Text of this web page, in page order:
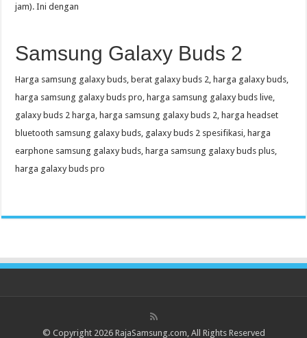
jam). Ini dengan
Samsung Galaxy Buds 2
Harga samsung galaxy buds, berat galaxy buds 2, harga galaxy buds,
harga samsung galaxy buds pro, harga samsung galaxy buds live,
galaxy buds 2 harga, harga samsung galaxy buds 2, harga headset
bluetooth samsung galaxy buds, galaxy buds 2 spesifikasi, harga
earphone samsung galaxy buds, harga samsung galaxy buds plus,
harga galaxy buds pro
© Copyright 2026 RajaSamsung.com, All Rights Reserved